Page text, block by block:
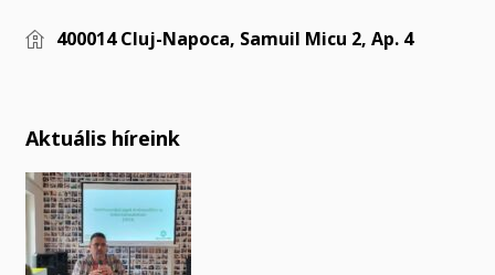
400014 Cluj-Napoca, Samuil Micu 2, Ap. 4
Aktuális híreink